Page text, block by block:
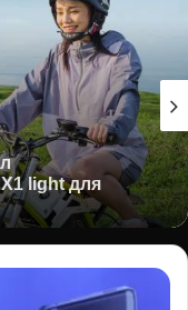
light для